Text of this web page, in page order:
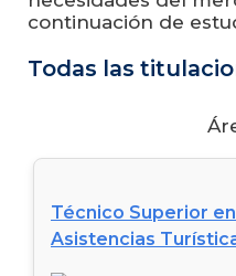
continuación de
Todas las
Técnico Superior
Asistencias